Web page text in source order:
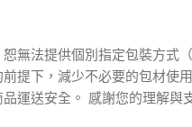
無法提供個別指定包裝方式
提下，減少不必要的包材使用
運送安全。 感謝您的理解與